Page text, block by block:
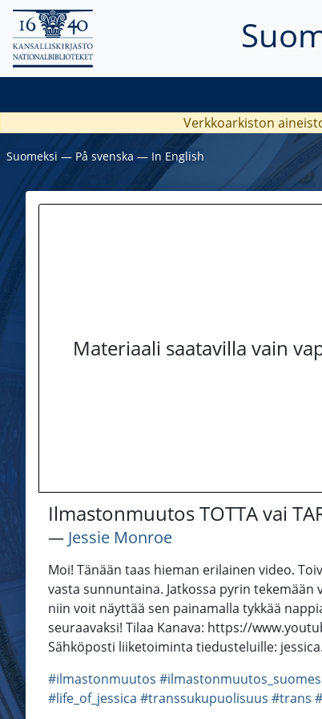
Verkkoarkiston
Suomeksi ― På svenska ― In English
Materiaali saatavilla vain
Ilmastonmuutos TOTTA vai
― Jessie Monroe
Moi! Tänään taas hieman erilainen video.
vasta sunnuntaina. Jatkossa pyrin
niin voit näyttää sen painamalla tykkää
seuraavaksi! Tilaa Kanava: https://
Sähköposti liiketoiminta tiedusteluille:
#ilmastonmuutos
#life_of_jessica #transsukupuolisuus #trans